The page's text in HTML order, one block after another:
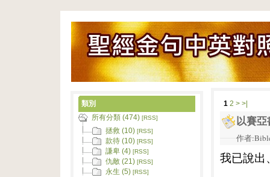
1 2 > >|
以賽亞
作者
我已說出
類別
所有分類 (474) [RSS]
拯救 (10) [RSS]
款待 (10) [RSS]
謙卑 (4) [RSS]
仇敵 (21) [RSS]
永生 (5) [RSS]